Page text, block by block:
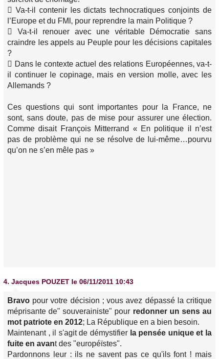
 Va-t-il contenir les dictats technocratiques conjoints de
l’Europe et du FMI, pour reprendre la main Politique ?
 Va-t-il renouer avec une véritable Démocratie sans
craindre les appels au Peuple pour les décisions capitales
?
 Dans le contexte actuel des relations Européennes, va-t-
il continuer le copinage, mais en version molle, avec les
Allemands ?
Ces questions qui sont importantes pour la France, ne
sont, sans doute, pas de mise pour assurer une élection.
Comme disait François Mitterrand « En politique il n’est
pas de problème qui ne se résolve de lui-même…pourvu
qu’on ne s’en mêle pas »
4. Jacques POUZET le 06/11/2011 10:43
Bravo pour votre décision ; vous avez dépassé la critique
méprisante de" souverainiste" pour redonner un sens au
mot patriote en 2012; La République en a bien besoin.
Maintenant , il s'agit de démystifier la pensée unique et la
fuite en avant des "européïstes".
Pardonnons leur : ils ne savent pas ce qu'ils font ! mais